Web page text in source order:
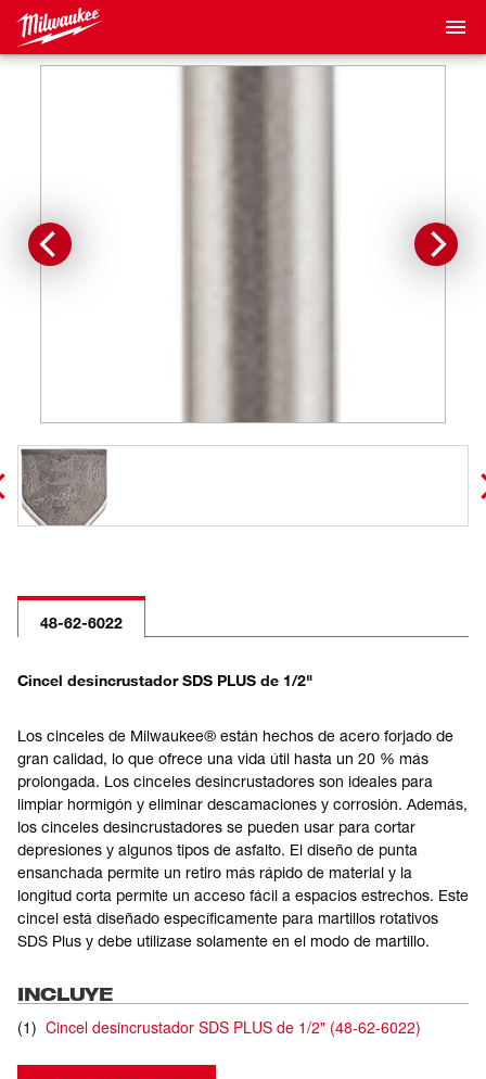
48-62-6022
Cincel desincrustador SDS PLUS de 1/2"
Los cinceles de Milwaukee® están hechos de acero forjado de
gran calidad, lo que ofrece una vida útil hasta un 20 % más
prolongada. Los cinceles desincrustadores son ideales para
limpiar hormigón y eliminar descamaciones y corrosión. Además,
los cinceles desincrustadores se pueden usar para cortar
depresiones y algunos tipos de asfalto. El diseño de punta
ensanchada permite un retiro más rápido de material y la
longitud corta permite un acceso fácil a espacios estrechos. Este
cincel está diseñado específicamente para martillos rotativos
SDS Plus y debe utilizase solamente en el modo de martillo.
INCLUYE
(1) Cincel desincrustador SDS PLUS de 1/2" (48-62-6022)